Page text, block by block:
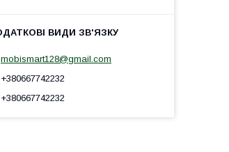
mobismart128@gmail.com
+380667742232
+380667742232